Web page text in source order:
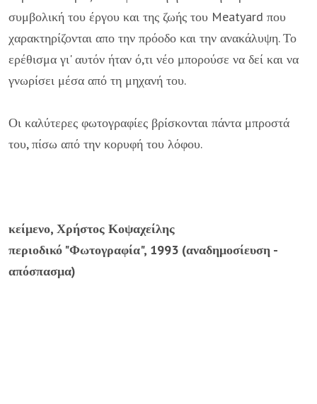
συμβολική του έργου και της ζωής του Meatyard που
χαρακτηρίζονται απο την πρόοδο και την ανακάλυψη. Το
ερέθισμα γι' αυτόν ήταν ό,τι νέο μπορούσε να δεί και να
γνωρίσει μέσα από τη μηχανή του.
Οι καλύτερες φωτογραφίες βρίσκονται πάντα μπροστά
του, πίσω από την κορυφή του λόφου.
κείμενο, Χρήστος Κοψαχείλης
περιοδικό "Φωτογραφία", 1993 (αναδημοσίευση -
απόσπασμα)